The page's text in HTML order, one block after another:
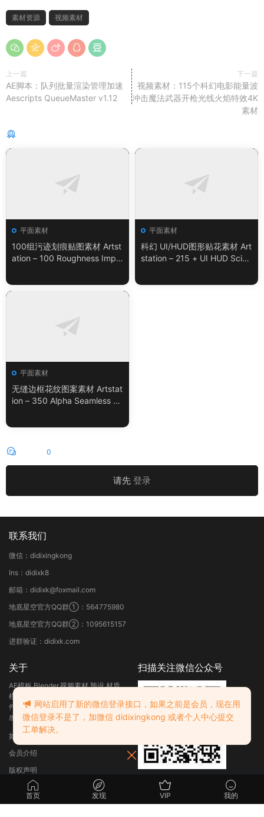
素材资源 视频素材
上一篇
AE脚本：队列批量渲染管理加速
Aescripts QueueMaster v1.12
下一篇
视频素材：115个科幻电影能量波
冲击魔法武器开枪光线火焰特效4K
素材
平面素材
100组污迹划痕贴图素材 Artst
ation – 100 Roughness Impe
平面素材
科幻 UI/HUD图形贴花素材 Art
station – 215 + UI HUD SciFi
平面素材
无缝边框花纹图案素材 Artstat
ion – 350 Alpha Seamless Bo
0
请先 登录
联系我们
微信：didixingkong
Ins：didixk8
邮箱：didixk@foxmail.com
地底星空官方QQ群①：564775980
地底星空官方QQ群②：1095615157
进群验证：didixk.com
关于
AE模板,Blender,视频素材,预设,材质
模型,平面素材,特效合成,教程,c4d插
件,luts,免费,地底星空影视后期资源，
感谢支持。
如何下载资源
会员介绍
版权声明
广告合作
扫描关注微信公众号
首页 发现 VIP 我的
网站启用了新的微信登录接口，如果之前是会员，现在用
微信登录不是了，加微信 didixingkong 或者个人中心提交
工单解决。